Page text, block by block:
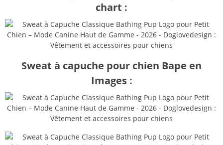
chart :
Sweat à capuche pour chien Bape en
Images :